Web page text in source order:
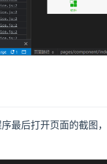
最后打开页面的截图